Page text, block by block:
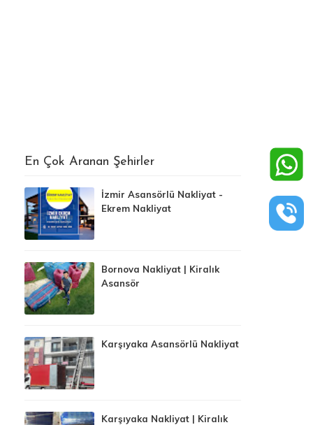
En Çok Aranan Şehirler
İzmir Asansörlü Nakliyat -
Ekrem Nakliyat
Bornova Nakliyat | Kiralık
Asansör
Karşıyaka Asansörlü Nakliyat
Karşıyaka Nakliyat | Kiralık